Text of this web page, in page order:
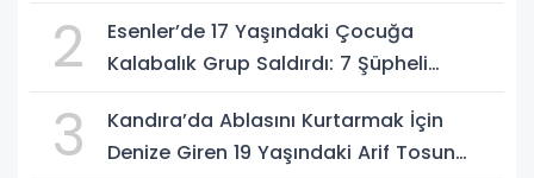
2
Esenler’de 17 Yaşındaki Çocuğa
Kalabalık Grup Saldırdı: 7 Şüpheli
3
Kandıra’da Ablasını Kurtarmak İçin
Denize Giren 19 Yaşındaki Arif Tosun